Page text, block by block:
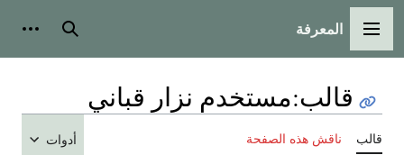
القائمة الرئيسية
المعرفة بحث
قالب:مستخدم نزار قباني
قالب ناقش هذه الصفحة أدوات